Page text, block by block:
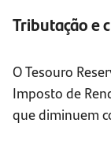
Tributação e
O Tesouro
Imposto de
que diminuem